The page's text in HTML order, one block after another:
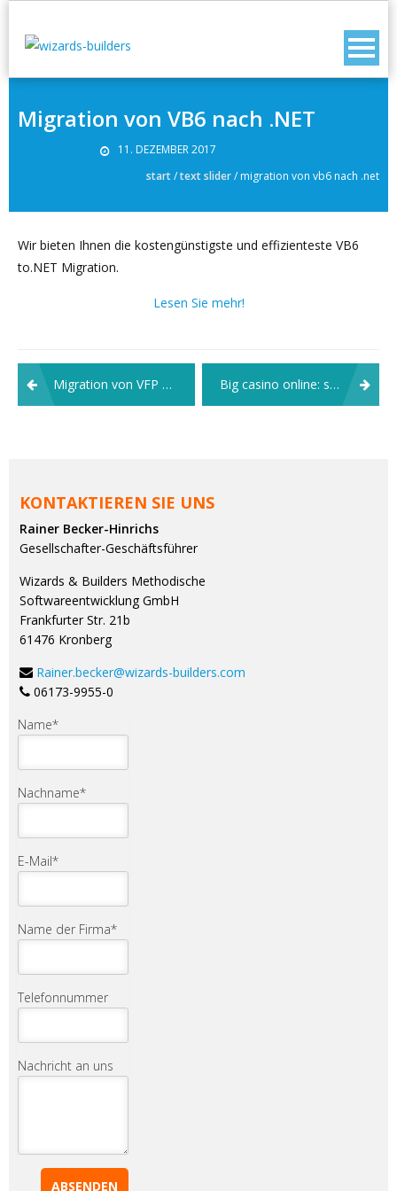
Migration von VB6 nach .NET
11. DEZEMBER 2017
start/text slider/ migration von vb6 nach .net
Wir bieten Ihnen die kostengünstigste und effizienteste VB6
to.NET Migration.
Lesen Sie mehr!
Beitragsnavigation
Migration von VFP nach .NET Big casino online: strategie per massimizzare le vincite nei giochi di carte
KONTAKTIEREN SIE UNS
Rainer Becker-Hinrichs
Gesellschafter-Geschäftsführer
Wizards & Builders Methodische
Softwareentwicklung GmbH
Frankfurter Str. 21b
61476 Kronberg
Rainer.becker@wizards-builders.com
06173-9955-0
Name*
Nachname*
E-Mail*
Name der Firma*
Telefonnummer
Nachricht an uns